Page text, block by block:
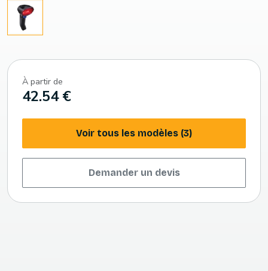
À partir de
42.54 €
Voir tous les modèles (3)
Demander un devis